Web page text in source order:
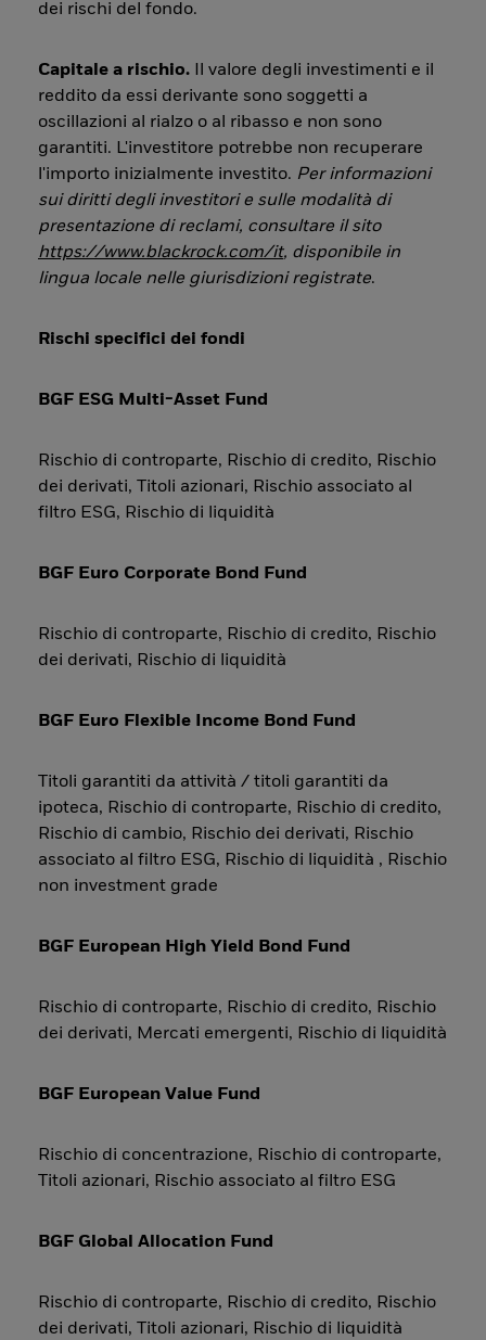
dei rischi del fondo.
Capitale a rischio. Il valore degli investimenti e il
reddito da essi derivante sono soggetti a
oscillazioni al rialzo o al ribasso e non sono
garantiti. L'investitore potrebbe non recuperare
l'importo inizialmente investito. Per informazioni
sui diritti degli investitori e sulle modalità di
presentazione di reclami, consultare il sito
https://www.blackrock.com/it, disponibile in
lingua locale nelle giurisdizioni registrate.
Rischi specifici dei fondi
BGF ESG Multi-Asset Fund
Rischio di controparte, Rischio di credito, Rischio
dei derivati, Titoli azionari, Rischio associato al
filtro ESG, Rischio di liquidità
BGF Euro Corporate Bond Fund
Rischio di controparte, Rischio di credito, Rischio
dei derivati, Rischio di liquidità
BGF Euro Flexible Income Bond Fund
Titoli garantiti da attività / titoli garantiti da
ipoteca, Rischio di controparte, Rischio di credito,
Rischio di cambio, Rischio dei derivati, Rischio
associato al filtro ESG, Rischio di liquidità , Rischio
non investment grade
BGF European High Yield Bond Fund
Rischio di controparte, Rischio di credito, Rischio
dei derivati, Mercati emergenti, Rischio di liquidità
BGF European Value Fund
Rischio di concentrazione, Rischio di controparte,
Titoli azionari, Rischio associato al filtro ESG
BGF Global Allocation Fund
Rischio di controparte, Rischio di credito, Rischio
dei derivati, Titoli azionari, Rischio di liquidità